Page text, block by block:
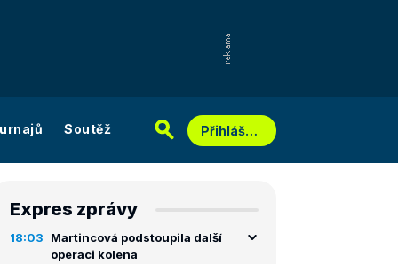
Soutěž Přihlášení
Expres zprávy
18:03
Martincová podstoupila další
operaci kolena